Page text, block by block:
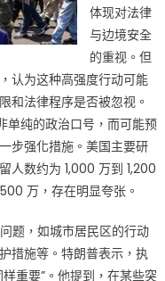
体现对法律
与边境安全
的重视。但
认为这种高强度行动可能
和法律程序是否被忽视。
单纯的政治口号，而可能预
步强化措施。美国主要研
人数约为 1,000 万到 1,200
万，存在明显夸张。
题，如城市居民区的行动
措施等。特朗普表示，执
重要”。他提到，在某些突